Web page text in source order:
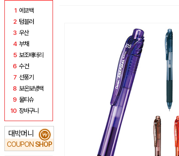
1 에코백
2 텀블러
3 우산
4 부채
5 보조배터리
6 수건
7 선풍기
8 보온보냉백
9 물티슈
10 장바구니
대박머니
COUPON SHOP
₩